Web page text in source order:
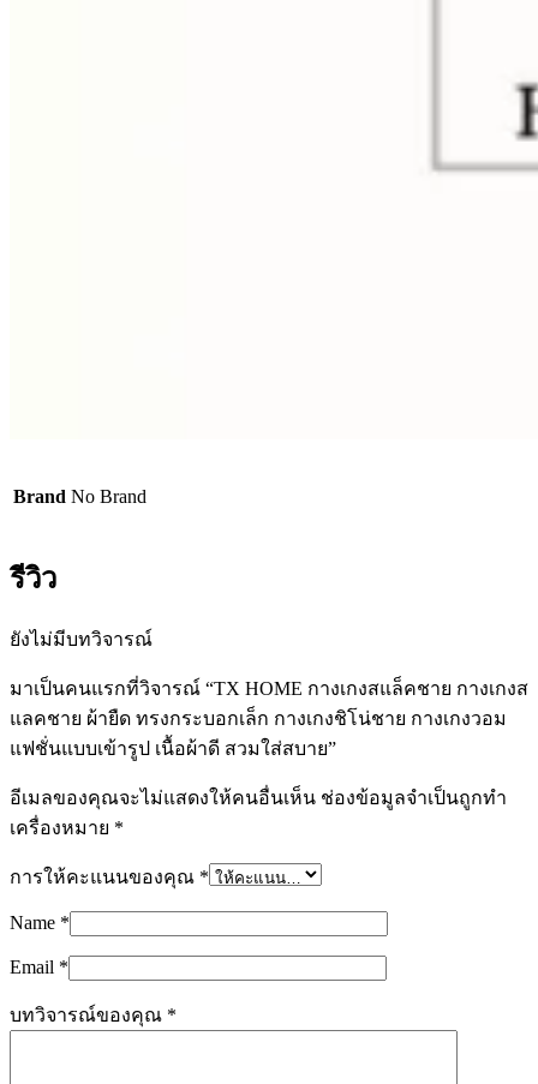
Brand No Brand
รีวิว
ยังไม่มีบทวิจารณ์
มาเป็นคนแรกที่วิจารณ์ “TX HOME กางเกงสแล็คชาย กางเกงส
แลคชาย ผ้ายืด ทรงกระบอกเล็ก กางเกงชิโน่ชาย กางเกงวอม
แฟชั่นแบบเข้ารูป เนื้อผ้าดี สวมใส่สบาย”
อีเมลของคุณจะไม่แสดงให้คนอื่นเห็น ช่องข้อมูลจำเป็นถูกทำ
เครื่องหมาย *
การให้คะแนนของคุณ *
Name *
Email *
บทวิจารณ์ของคุณ *